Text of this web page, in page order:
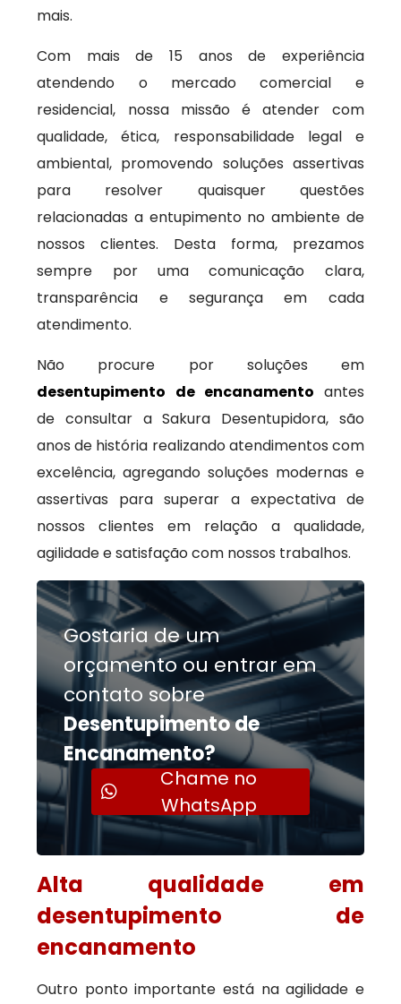
mais.
Com mais de 15 anos de experiência
atendendo o mercado comercial e
residencial, nossa missão é atender com
qualidade, ética, responsabilidade legal e
ambiental, promovendo soluções assertivas
para resolver quaisquer questões
relacionadas a entupimento no ambiente de
nossos clientes. Desta forma, prezamos
sempre por uma comunicação clara,
transparência e segurança em cada
atendimento.
Não procure por soluções em
desentupimento de encanamento antes
de consultar a Sakura Desentupidora, são
anos de história realizando atendimentos com
excelência, agregando soluções modernas e
assertivas para superar a expectativa de
nossos clientes em relação a qualidade,
agilidade e satisfação com nossos trabalhos.
Gostaria de um
orçamento ou entrar em
contato sobre
Desentupimento de
Encanamento?
Chame no
WhatsApp
Alta qualidade em
desentupimento de
encanamento
Outro ponto importante está na agilidade e